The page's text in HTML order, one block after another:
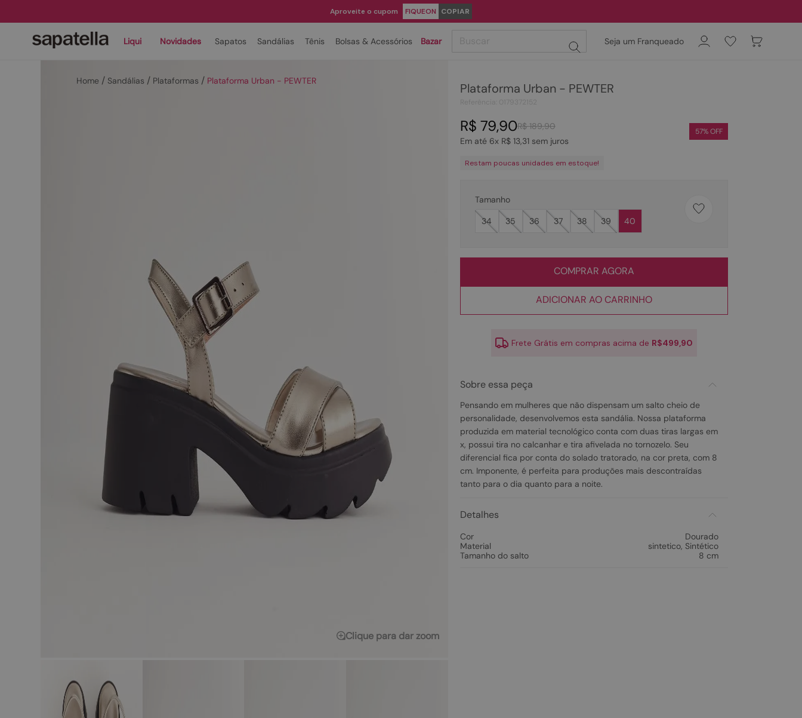
Aproveite o cupom FIQUEON COPIAR
Liqui Novidades Sapatos Sandálias Tênis Bolsas & Acessórios Bazar Seja um Franqueado
Sandálias Plataformas Plataforma Urban - PEWTER
Clique para dar zoom
Plataforma Urban - PEWTER
R$ 189,90
R$ 79,90
Em até 6x R$ 13,31sem juros
57% OFF
Restam poucas unidades em estoque!
Tamanho
34
35 36 37 38 39 40
COMPRAR AGORA
ADICIONAR AO CARRINHO
Frete Grátis em compras acima de R$499,90
Sobre essa peça
Pensando em mulheres que não dispensam um salto cheio de
personalidade, desenvolvemos esta sandália. Nossa plataforma
produzida em material tecnológico conta com duas tiras largas em
x, possui tira no calcanhar e tira afivelada no tornozelo. Seu
diferencial fica por conta do solado tratorado, na cor preta, com 8
cm. Imponente, é perfeita para produções mais descontraídas
tanto para o dia quanto para a noite.
Detalhes
Cor
Dourado
Material
sintetico, Sintético
Tamanho do salto
8 cm